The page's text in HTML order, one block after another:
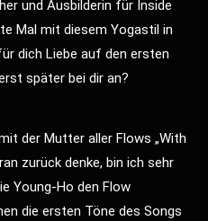
und Ausbilderin für Inside
Mal mit diesem Yogastil in
dich Liebe auf den ersten
später bei dir an?
der Mutter aller Flows „With
zurück denke, bin ich sehr
Young-Ho den Flow
die ersten Töne des Songs